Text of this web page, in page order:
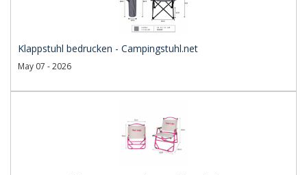
Klappstuhl bedrucken - Campingstuhl.net
May 07 - 2026